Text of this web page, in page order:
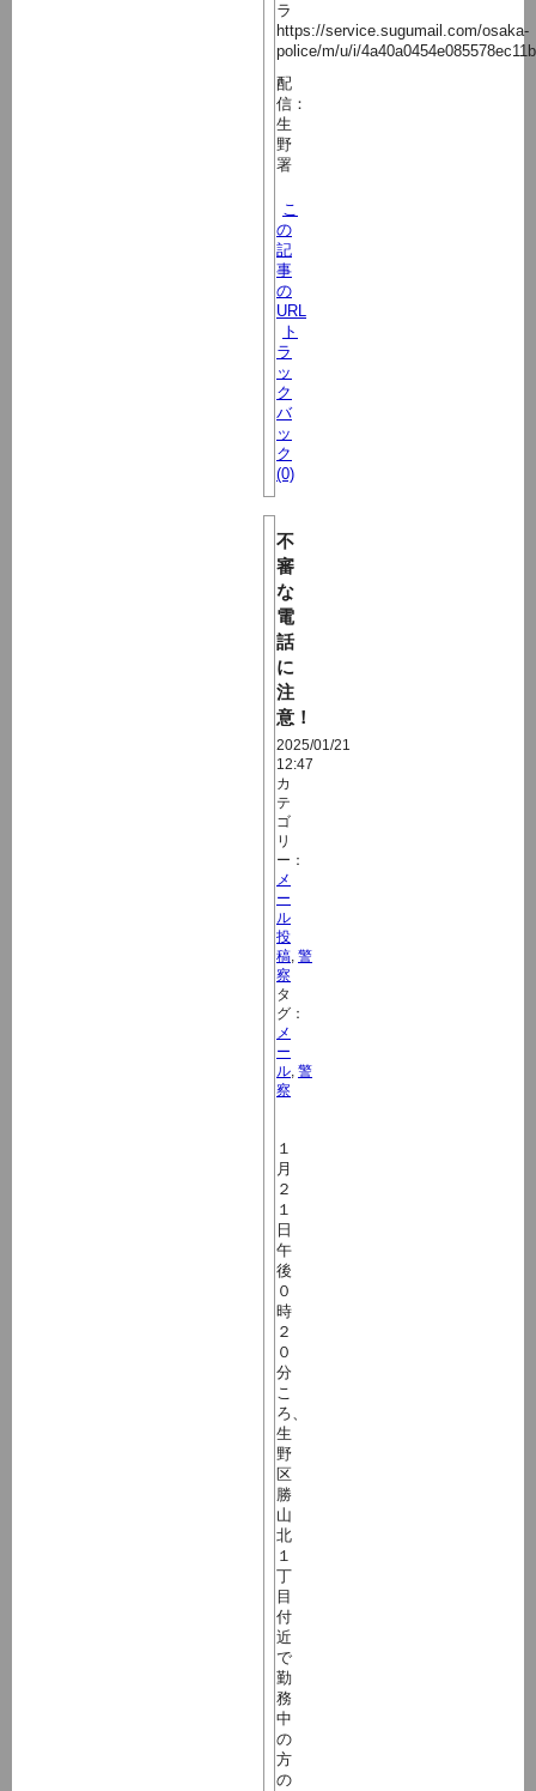
ラ
https://service.sugumail.com/osaka-
police/m/u/i/
配
信：
生
野
署
こ
の
記
事
の
URL
ト
ラ
ッ
ク
バ
ッ
ク
(0)
不
審
な
電
話
に
注
意！
2025/01/21
12:47
カ
テ
ゴ
リ
ー：
メ
ー
ル
投
稿 警
察
タ
グ：
メ
ー
ル 警
察
１
月
２
１
日
午
後
０
時
２
０
分
こ
ろ、
生
野
区
勝
山
北
１
丁
目
付
近
で
勤
務
中
の
方
の